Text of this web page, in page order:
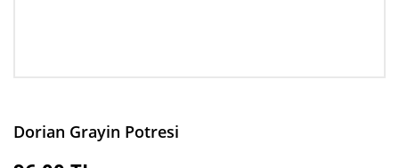
Dorian Grayin Potresi